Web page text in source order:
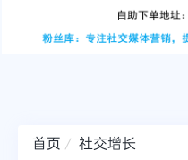
首页
社交增长